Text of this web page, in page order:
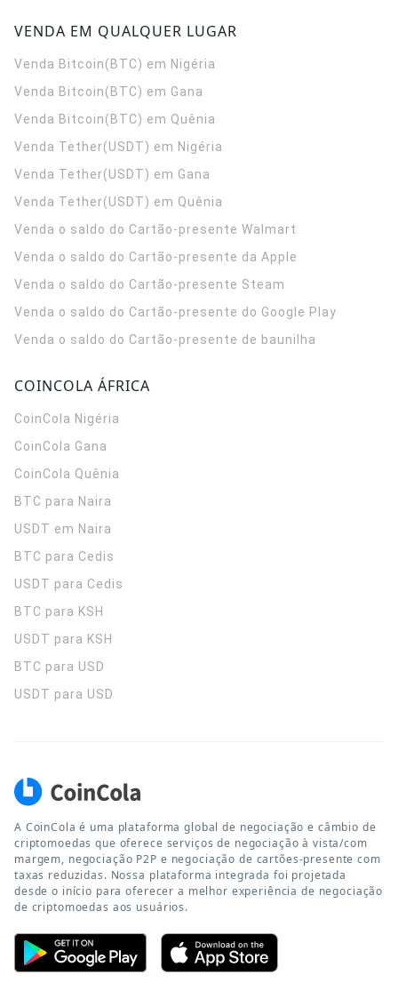
VENDA EM QUALQUER LUGAR
Venda Bitcoin(BTC) em Nigéria
Venda Bitcoin(BTC) em Gana
Venda Bitcoin(BTC) em Quênia
Venda Tether(USDT) em Nigéria
Venda Tether(USDT) em Gana
Venda Tether(USDT) em Quênia
Venda o saldo do Cartão-presente Walmart
Venda o saldo do Cartão-presente da Apple
Venda o saldo do Cartão-presente Steam
Venda o saldo do Cartão-presente do Google Play
Venda o saldo do Cartão-presente de baunilha
COINCOLA ÁFRICA
CoinCola Nigéria
CoinCola Gana
CoinCola Quênia
BTC para Naira
USDT em Naira
BTC para Cedis
USDT para Cedis
BTC para KSH
USDT para KSH
BTC para USD
USDT para USD
A CoinCola é uma plataforma global de negociação e câmbio de
criptomoedas que oferece serviços de negociação à vista/com
margem, negociação P2P e negociação de cartões-presente com
taxas reduzidas. Nossa plataforma integrada foi projetada
desde o início para oferecer a melhor experiência de negociação
de criptomoedas aos usuários.